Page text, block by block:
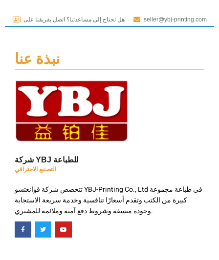
هل تحتاج إلى مساعدتنا؟ اتصل بفريقنا على seller@ybj-printing.com
نبذة عنا
شركة YBJ للطباعة
التصنيع الاحترافي
تتخصص شركة قوانغتشو YBJ-Printing Co., Ltd في طباعة مجموعة
كبيرة من الكتب وتقدم أسعارًا تنافسية وخدمة سريعة الاستجابة
وجودة متسقة وشروط دفع آمنة وملائمة للمشتري.